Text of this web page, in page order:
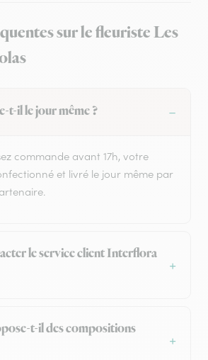
sur le fleuriste Les
t-il le jour même ?
commande avant 17h, votre
et livré le jour même par
le service client Interflora
t-il des compositions